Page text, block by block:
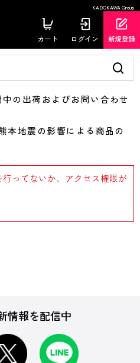
KADOKAWA Group
カート ログイン 新規登録
の出荷およびお問い合わせ
地震の影響による商品の
ってないか、アクセス権限が
情報を配信中